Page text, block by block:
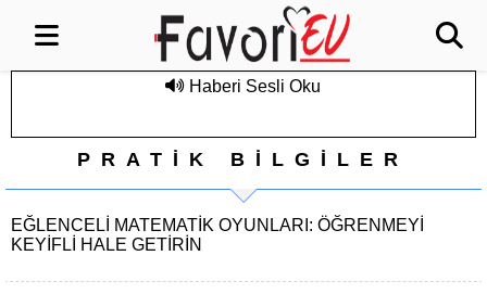
Haberi Sesli Oku
PRATİK BİLGİLER
EĞLENCELI MATEMATIK OYUNLARI: ÖĞRENMEYI
KEYIFLI HALE GETIRIN